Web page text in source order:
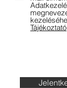
Tájékoztató